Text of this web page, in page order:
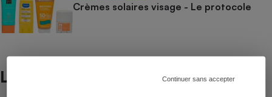
Continuer sans accepter
Crèmes solaires visage - Le protocole
Lire aussi